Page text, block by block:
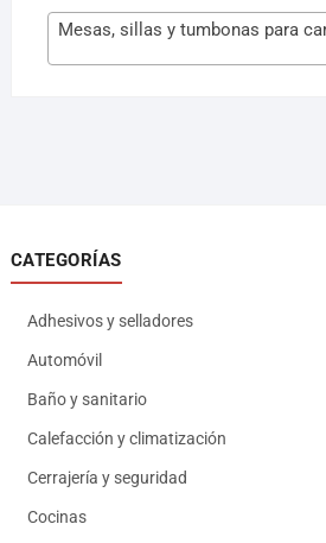
Mesas, sillas y tumbonas para
CATEGORÍAS
Adhesivos y selladores
Automóvil
Baño y sanitario
Calefacción y climatización
Cerrajería y seguridad
Cocinas